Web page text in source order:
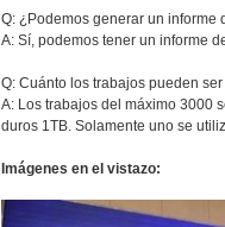
Q: ¿Podemos generar un informe
A: Sí, podemos tener un informe
Q: Cuánto los trabajos pueden
A: Los trabajos del máximo 3000
duros 1TB. Solamente uno se
Imágenes en el vistazo: